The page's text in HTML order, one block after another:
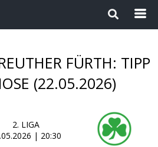
Sport Magazin 1
FÜRTH: TIPP
(22.05.2026)
2. LIGA
| 20:30